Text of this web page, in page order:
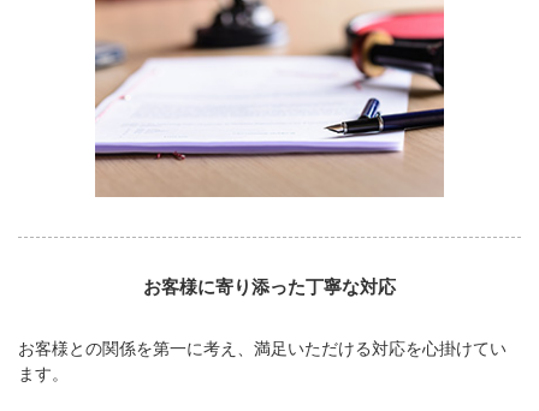
お客様に寄り添った丁寧な対応
お客様との関係を第一に考え、満足いただける対応を心掛けてい
ます。